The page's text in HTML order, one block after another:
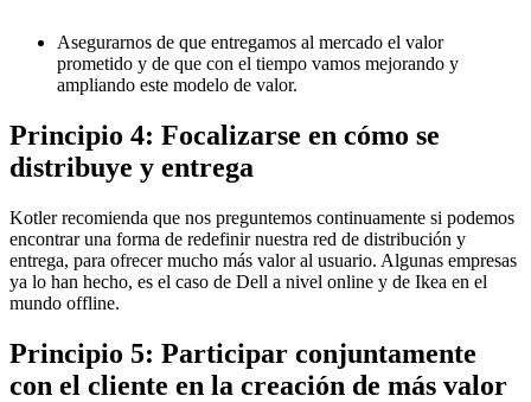
Asegurarnos de que entregamos al mercado el valor
prometido y de que con el tiempo vamos mejorando y
ampliando este modelo de valor.
Principio 4: Focalizarse en cómo se
distribuye y entrega
Kotler recomienda que nos preguntemos continuamente si podemos
encontrar una forma de redefinir nuestra red de distribución y
entrega, para ofrecer mucho más valor al usuario. Algunas empresas
ya lo han hecho, es el caso de Dell a nivel online y de Ikea en el
mundo offline.
Principio 5: Participar conjuntamente
con el cliente en la creación de más valor